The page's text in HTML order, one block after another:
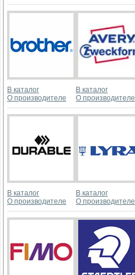
В каталог
О производителе
В каталог
О производителе
В каталог
О производителе
В каталог
О производителе